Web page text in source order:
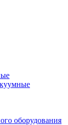
оборудования